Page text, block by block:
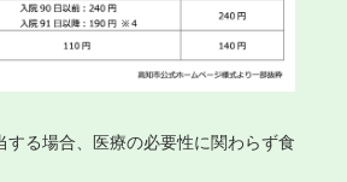
る場合、医療の必要性に関わらず食